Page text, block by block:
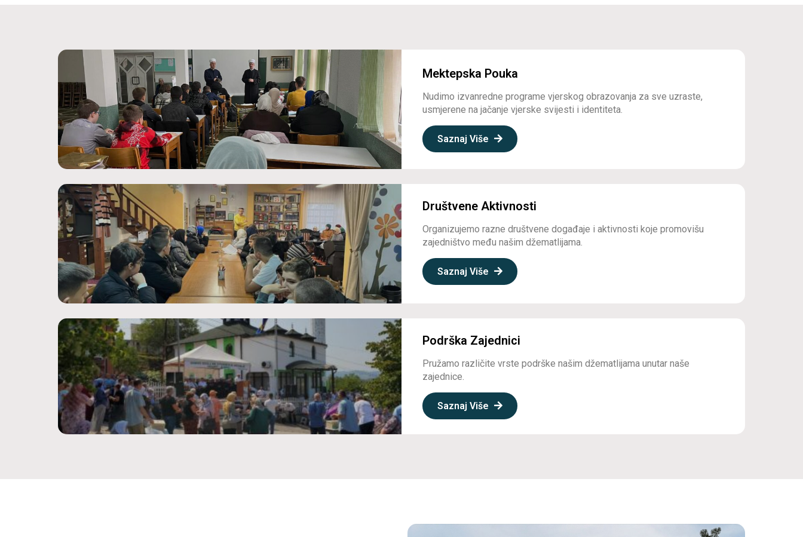
Mektepska Pouka
Nudimo izvanredne programe vjerskog obrazovanja za sve uzraste,
usmjerene na jačanje vjerske svijesti i identiteta.
Saznaj Više
Društvene Aktivnosti
Organizujemo razne društvene događaje i aktivnosti koje promovišu
zajedništvo među našim džematlijama.
Saznaj Više
Podrška Zajednici
Pružamo različite vrste podrške našim džematlijama unutar naše
zajednice.
Saznaj Više